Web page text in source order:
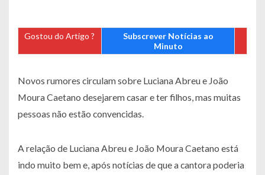
Gostou do Artigo ?
Subscrever Notícias ao
Minuto
Novos rumores circulam sobre Luciana Abreu e João
Moura Caetano desejarem casar e ter filhos, mas muitas
pessoas não estão convencidas.
A relação de Luciana Abreu e João Moura Caetano está
indo muito bem e, após notícias de que a cantora poderia